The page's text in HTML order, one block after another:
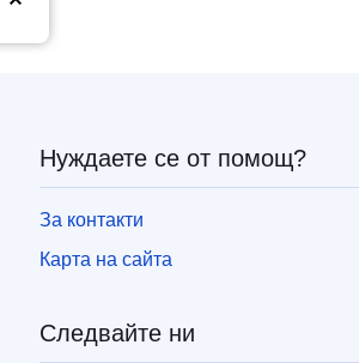
Нуждаете се от помощ?
За контакти
Карта на сайта
Следвайте ни